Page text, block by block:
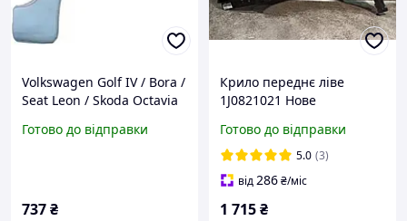
Volkswagen Golf IV / Bora /
Seat Leon / Skoda Octavia
заднього крила POLCAR
Готово до відправки
737₴
Крило переднє ліве
1J0821021 Нове
Volkswagen Golf IV 1997-
2003
Готово до відправки
5.0 (3)
від286₴/міс
1 715₴